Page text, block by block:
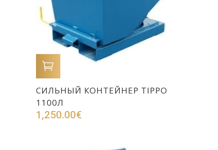
CИЛЬНЫЙ КОНТЕЙНЕР TIPPO
1100Л
1,250.00€